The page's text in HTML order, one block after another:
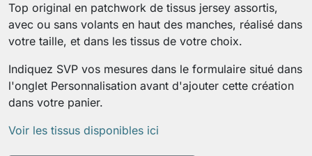
Top original en patchwork de tissus jersey assortis,
avec ou sans volants en haut des manches, réalisé dans
votre taille, et dans les tissus de votre choix.
Indiquez SVP vos mesures dans le formulaire situé dans
l'onglet Personnalisation avant d'ajouter cette création
dans votre panier.
Voir les tissus disponibles ici